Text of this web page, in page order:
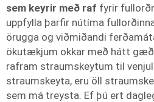
sem keyrir með raf fyrir
uppfylla þarfir nútíma
örugga og viðmiðandi
ökutækjum okkar með hátt
rafram straumskeytum til
straumskeyta, eru öll
sem má treysta. Ef þú ert